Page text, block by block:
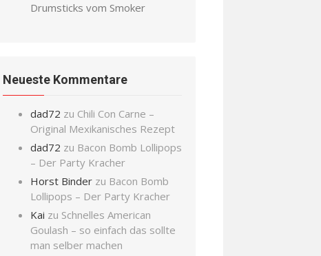
Drumsticks vom Smoker
Neueste Kommentare
dad72 zu Chili Con Carne –
Original Mexikanisches Rezept
dad72 zu Bacon Bomb Lollipops
– Der Party Kracher
Horst Binder zu Bacon Bomb
Lollipops – Der Party Kracher
Kai zu Schnelles American
Goulash – so einfach das sollte
man selber machen